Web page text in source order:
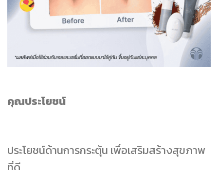
คุณประโยชน์
ประโยชน์ด้านการกระตุ้น เพื่อเสริมสร้างสุขภาพ